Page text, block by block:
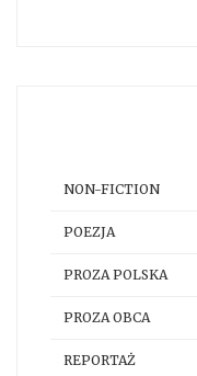
NON-FICTION
POEZJA
PROZA POLSKA
PROZA OBCA
REPORTAŻ